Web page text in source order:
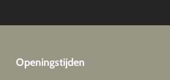
Openingstijden